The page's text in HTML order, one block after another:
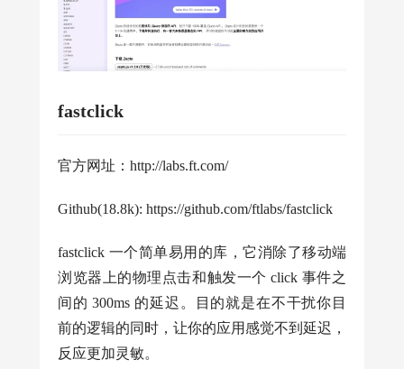
fastclick
官方网址：http://labs.ft.com/
Github(18.8k): https://github.com/ftlabs/fastclick
fastclick 一个简单易用的库，它消除了移动端
浏览器上的物理点击和触发一个 click 事件之
间的 300ms 的延迟。目的就是在不干扰你目
前的逻辑的同时，让你的应用感觉不到延迟，
反应更加灵敏。